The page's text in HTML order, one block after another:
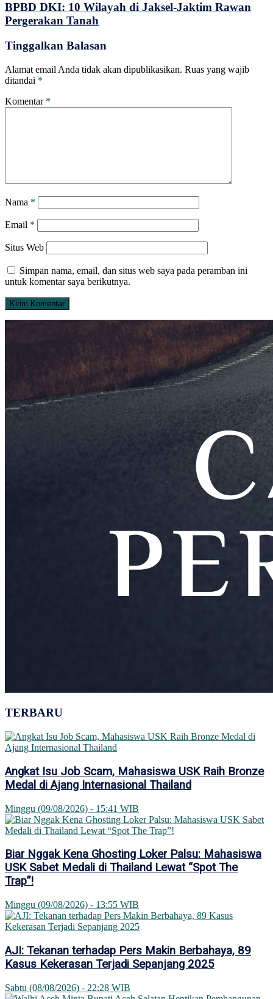
BPBD DKI: 10 Wilayah di Jaksel-Jaktim Rawan
Pergerakan Tanah
Tinggalkan Balasan
Alamat email Anda tidak akan dipublikasikan. Ruas yang wajib
ditandai *
Komentar *
Nama *
Email *
Situs Web
Simpan nama, email, dan situs web saya pada peramban ini
untuk komentar saya berikutnya.
TERBARU
Angkat Isu Job Scam, Mahasiswa USK Raih Bronze
Medal di Ajang Internasional Thailand
Minggu (09/08/2026) - 15:41 WIB
Biar Nggak Kena Ghosting Loker Palsu: Mahasiswa
USK Sabet Medali di Thailand Lewat “Spot The
Trap”!
Minggu (09/08/2026) - 13:55 WIB
AJI: Tekanan terhadap Pers Makin Berbahaya, 89
Kasus Kekerasan Terjadi Sepanjang 2025
Sabtu (08/08/2026) - 22:28 WIB